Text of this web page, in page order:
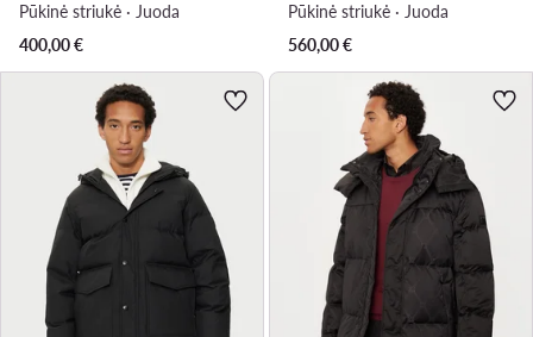
Pūkinė striukė · Juoda
400,00€
Pūkinė striukė · Juoda
560,00€